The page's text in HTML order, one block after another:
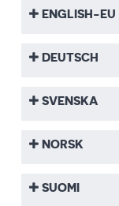
ENGLISH-EU
DEUTSCH
SVENSKA
NORSK
SUOMI